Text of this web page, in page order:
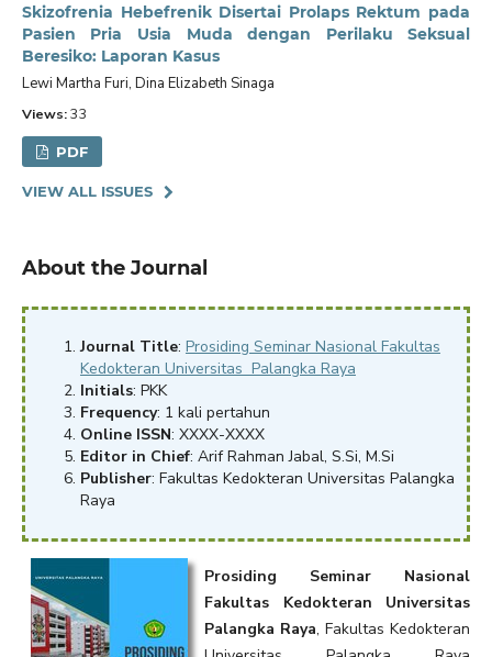
About the Journal
Journal Title: Prosiding Seminar Nasional Fakultas
Kedokteran Universitas Palangka Raya
Initials: PKK
Frequency: 1 kali pertahun
Online ISSN: XXXX-XXXX
Editor in Chief: Arif Rahman Jabal, S.Si, M.Si
Publisher: Fakultas Kedokteran Universitas Palangka
Raya
Prosiding Seminar Nasional
Fakultas Kedokteran Universitas
Palangka Raya, Fakultas Kedokteran
Skizofrenia Hebefrenik Disertai Prolaps Rektum pada
Pasien Pria Usia Muda dengan Perilaku Seksual
Beresiko: Laporan Kasus
Lewi Martha Furi, Dina Elizabeth Sinaga
Views:33
PDF
VIEW ALL ISSUES